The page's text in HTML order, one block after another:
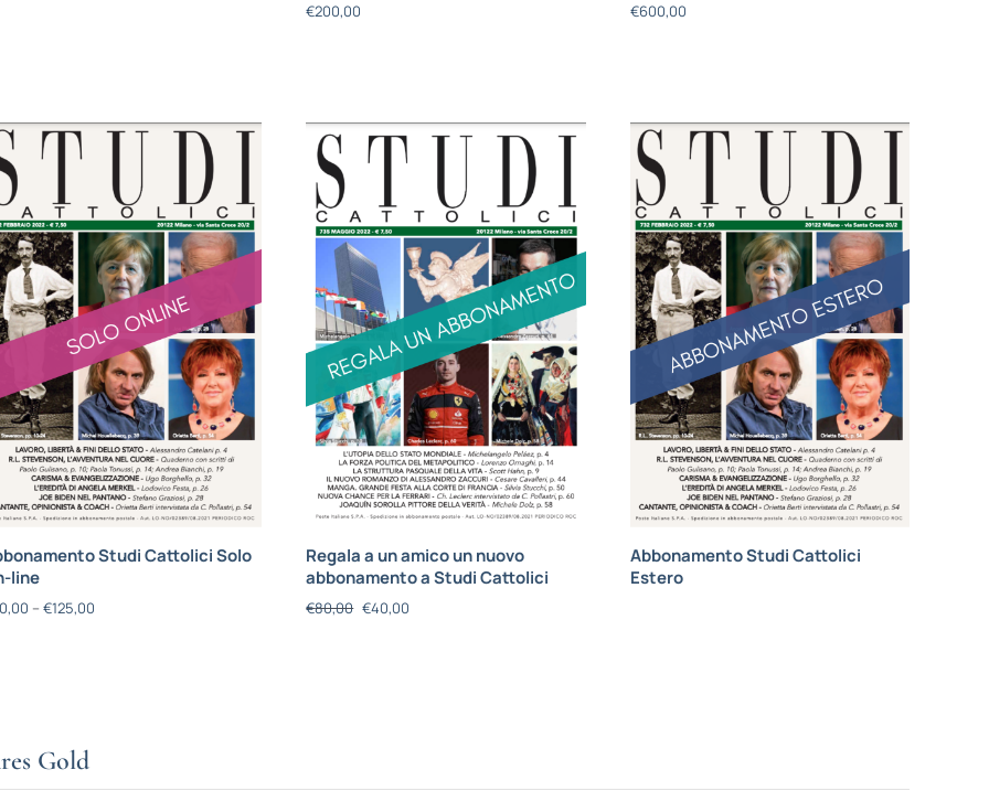
€200,00 €600,00
Studi Cattolici Solo
line
– €125,00
Regala a un amico un nuovo
abbonamento a Studi Cattolici
€80,00 €40,00
Abbonamento Studi Cattolici
Estero
Gold